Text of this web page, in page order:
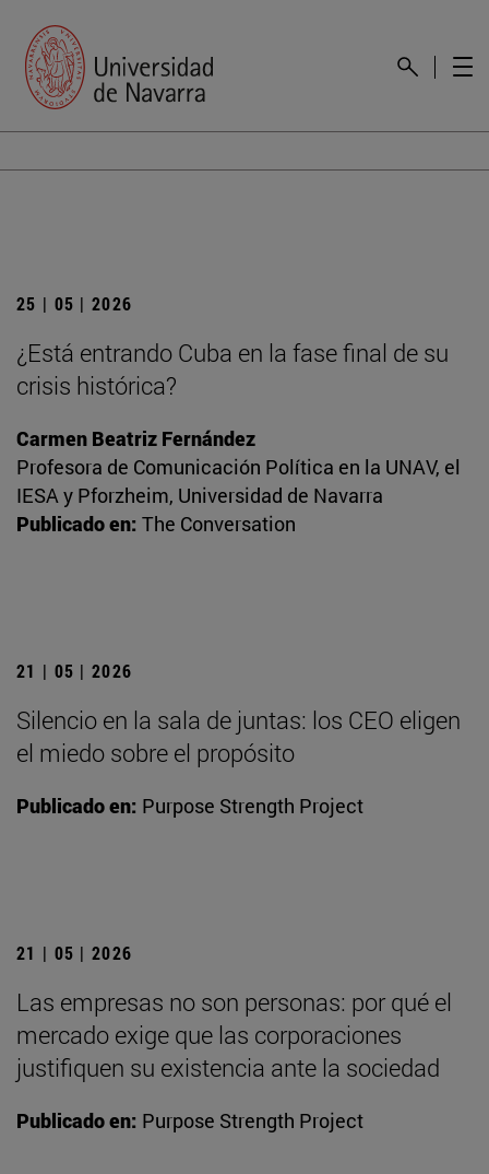
25 | 05 | 2026
¿Está entrando Cuba en la fase final de su
crisis histórica?
Carmen Beatriz Fernández
Profesora de Comunicación Política en la UNAV, el
IESA y Pforzheim, Universidad de Navarra
Publicado en: The Conversation
21 | 05 | 2026
Silencio en la sala de juntas: los CEO eligen
el miedo sobre el propósito
Publicado en: Purpose Strength Project
21 | 05 | 2026
Las empresas no son personas: por qué el
mercado exige que las corporaciones
justifiquen su existencia ante la sociedad
Publicado en: Purpose Strength Project